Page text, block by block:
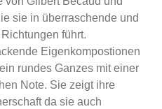
sie in überraschende und
führt.
Eigenkompostionen
rundes Ganzes mit einer
Note. Sie zeigt ihre
da sie auch